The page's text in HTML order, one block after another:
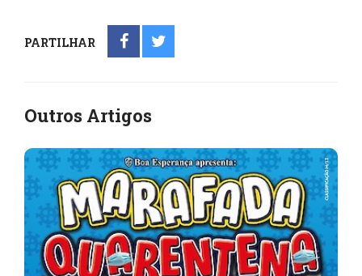
PARTILHAR
Outros Artigos